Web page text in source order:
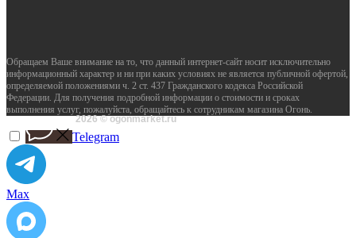
2026 © ogonmarket.ru
Обращаем Ваше внимание на то, что данный интернет-сайт носит исключительно
информационный характер и ни при каких условиях не является публичной офертой,
определяемой положениями ч. 2 ст. 437 Гражданского кодекса Российской
Федерации. Для получения подробной информации о стоимости и сроках
выполнения услуг, пожалуйста, обращайтесь к сотрудникам магазина Огонь.
Telegram
Max